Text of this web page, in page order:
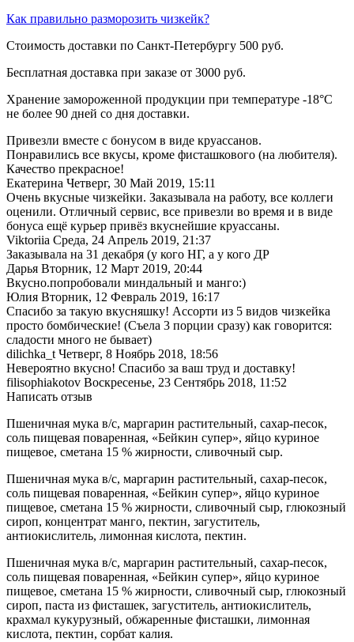
Как правильно разморозить чизкейк?
Стоимость доставки по Санкт-Петербургу 500 руб.
Бесплатная доставка при заказе от 3000 руб.
Хранение замороженной продукции при температуре -18°C
не более 90 дней со дня доставки.
Привезли вместе с бонусом в виде круассанов.
Понравились все вкусы, кроме фисташкового (на любителя).
Качество прекрасное!
Екатерина Четверг, 30 Май 2019, 15:11
Очень вкусные чизкейки. Заказывала на работу, все коллеги
оценили. Отличный сервис, все привезли во время и в виде
бонуса ещё курьер привёз вкуснейшие круассаны.
Viktoriia Среда, 24 Апрель 2019, 21:37
Заказывала на 31 декабря (у кого НГ, а у кого ДР
Дарья Вторник, 12 Март 2019, 20:44
Вкусно.попробовали миндальный и манго:)
Юлия Вторник, 12 Февраль 2019, 16:17
Спасибо за такую вкусняшку! Ассорти из 5 видов чизкейка
просто бомбические! (Съела 3 порции сразу) как говорится:
сладости много не бывает)
dilichka_t Четверг, 8 Ноябрь 2018, 18:56
Невероятно вкусно! Спасибо за ваш труд и доставку!
filisophiakotov Воскресенье, 23 Сентябрь 2018, 11:52
Написать отзыв
Пшеничная мука в/с, маргарин растительный, сахар-песок,
соль пищевая поваренная, «Бейкин супер», яйцо куриное
пищевое, сметана 15 % жирности, сливочный сыр.
Пшеничная мука в/с, маргарин растительный, сахар-песок,
соль пищевая поваренная, «Бейкин супер», яйцо куриное
пищевое, сметана 15 % жирности, сливочный сыр, глюкозный
сироп, концентрат манго, пектин, загуститель,
антиокислитель, лимонная кислота, пектин.
Пшеничная мука в/с, маргарин растительный, сахар-песок,
соль пищевая поваренная, «Бейкин супер», яйцо куриное
пищевое, сметана 15 % жирности, сливочный сыр, глюкозный
сироп, паста из фисташек, загуститель, антиокислитель,
крахмал кукурузный, обжаренные фисташки, лимонная
кислота, пектин, сорбат калия.